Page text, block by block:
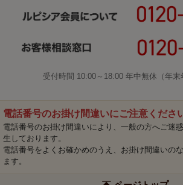
受付時間 10:00～18:00 年中無休（年末
電話番号のお掛け間違いにご注意くださ
電話番号のお掛け間違いにより、一般の方へご迷
生しております。
電話番号をよくお確かめのうえ、お掛け間違いの
ます。